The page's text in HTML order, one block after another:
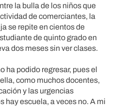
la bulla de los niños que
de comerciantes, la
se repite en cientos de
de quinto grado en
dos meses sin ver clases.
ha podido regresar, pues el
como muchos docentes,
y las urgencias
hay escuela, a veces no. A mi